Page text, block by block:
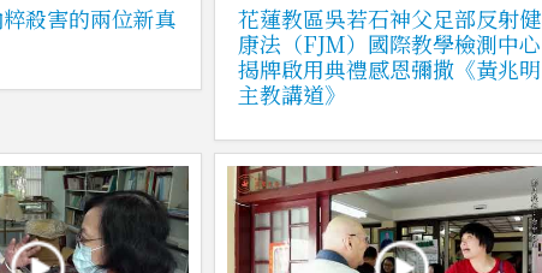
殺害的兩位新真
花蓮教區吳若石神父足部反射健
康法（FJM）國際教學檢測中心
揭牌啟用典禮感恩彌撒《黃兆明
主教講道》